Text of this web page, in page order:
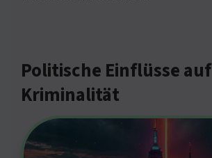
Politische Einflüsse auf
Kriminalität